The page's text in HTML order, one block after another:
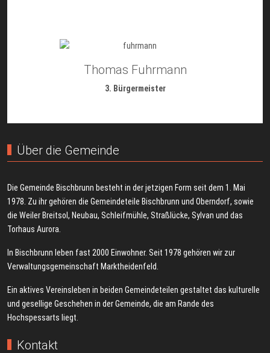
Thomas Fuhrmann
3. Bürgermeister
Über die Gemeinde
Die Gemeinde Bischbrunn besteht in der jetzigen Form seit dem 1. Mai
1978. Zu ihr gehören die Gemeindeteile Bischbrunn und Oberndorf, sowie
die Weiler Breitsol, Neubau, Schleifmühle, Straßlücke, Sylvan und das
Torhaus Aurora.
In Bischbrunn leben fast 2000 Einwohner. Seit 1978 gehören wir zur
Verwaltungsgemeinschaft Marktheidenfeld.
Ein aktives Vereinsleben in beiden Gemeindeteilen gestaltet das kulturelle
und gesellige Geschehen in der Gemeinde, die am Rande des
Hochspessarts liegt.
Kontakt